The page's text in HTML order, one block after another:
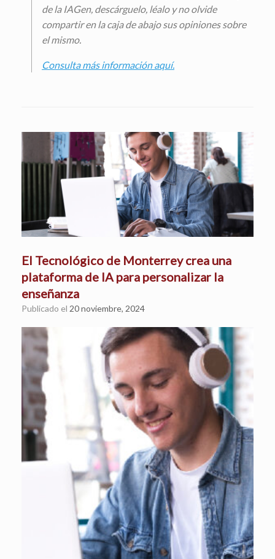
de la IAGen, descárguelo, léalo y no olvide
compartir en la caja de abajo sus opiniones sobre
el mismo.
Consulta más información aquí.
El Tecnológico de Monterrey crea una
plataforma de IA para personalizar la
enseñanza
Publicado el 20 noviembre, 2024